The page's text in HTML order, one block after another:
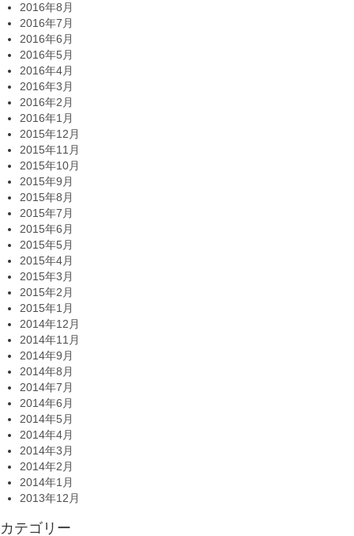
2016年8月
2016年7月
2016年6月
2016年5月
2016年4月
2016年3月
2016年2月
2016年1月
2015年12月
2015年11月
2015年10月
2015年9月
2015年8月
2015年7月
2015年6月
2015年5月
2015年4月
2015年3月
2015年2月
2015年1月
2014年12月
2014年11月
2014年9月
2014年8月
2014年7月
2014年6月
2014年5月
2014年4月
2014年3月
2014年2月
2014年1月
2013年12月
カテゴリー